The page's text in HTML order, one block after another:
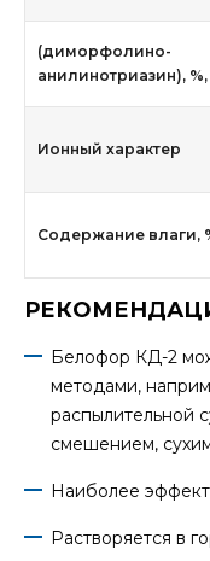
(диморфолино-
анилинотриазин),
Ионный характер
Содержание влаги,
Белофор КД-2
методами,
распылительной
смешением,
Наиболее
Растворяется в